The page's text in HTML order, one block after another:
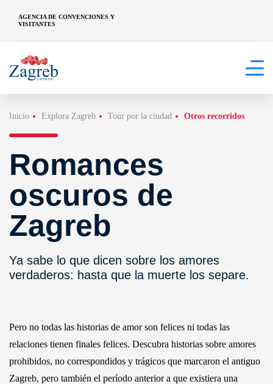
AGENCIA DE CONVENCIONES Y
VISITANTES
Inicio Explora Zagreb Tour por la ciudad Otros recorridos
Romances
oscuros de
Zagreb
Ya sabe lo que dicen sobre los amores
verdaderos: hasta que la muerte los separe.
Pero no todas las historias de amor son felices ni todas las
relaciones tienen finales felices. Descubra historias sobre amores
prohibidos, no correspondidos y trágicos que marcaron el antiguo
Zagreb, pero también el período anterior a que existiera una